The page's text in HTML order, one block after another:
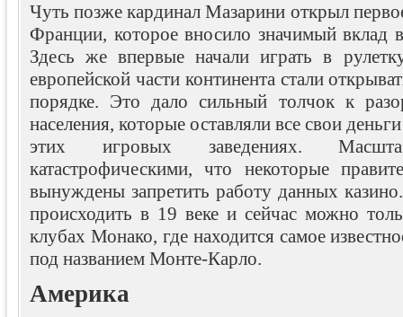
Чуть позже кардинал Мазарини открыл
Франции, которое вносило значимый вклад
Здесь же впервые начали играть в
европейской части континента стали
порядке. Это дало сильный толчок к
населения, которые оставляли все свои
этих игровых заведениях.
катастрофическими, что некоторые
вынуждены запретить работу данных
происходить в 19 веке и сейчас можно
клубах Монако, где находится самое
под названием Монте-Карло.
Америка